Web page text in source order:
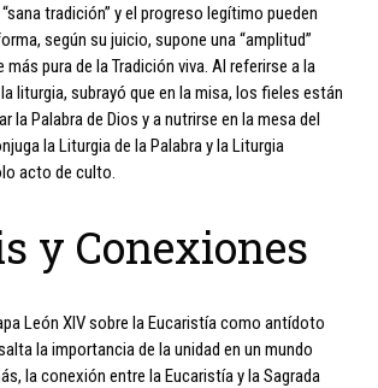
tradición” y el progreso legítimo pueden
según su juicio, supone una “amplitud”
pura de la Tradición viva. Al referirse a la
liturgia, subrayó que en la misa, los fieles están
la Palabra de Dios y a nutrirse en la mesa del
la Liturgia de la Palabra y la Liturgia
acto de culto.
y Conexiones
León XIV sobre la Eucaristía como antídoto
la importancia de la unidad en un mundo
la conexión entre la Eucaristía y la Sagrada